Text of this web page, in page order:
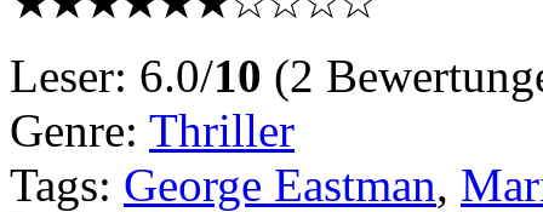
Leser: 6.0/10 (2
Genre: Thriller
Tags: George Eastman,